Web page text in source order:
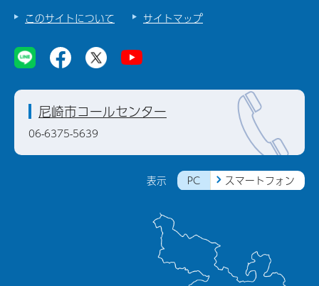
このサイトについて
サイトマップ
表示 PC スマートフォン
尼崎市コールセンター
06-6375-5639